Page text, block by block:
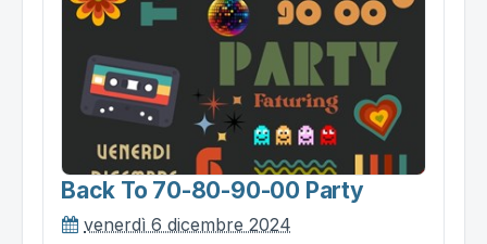
Back To 70-80-90-00 Party
venerdì 6 dicembre 2024